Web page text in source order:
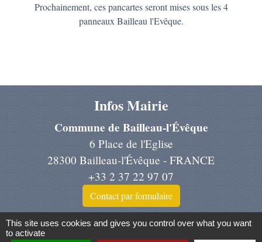
Prochainement, ces pancartes seront mises sous les 4
panneaux Bailleau l'Evêque.
Infos Mairie
Commune de Bailleau-l'Évêque
6 Place de l'Eglise
28300 Bailleau-l'Évêque - FRANCE
+33 2 37 22 97 07
Contact par formulaire
This site uses cookies and gives you control over what you want
to activate